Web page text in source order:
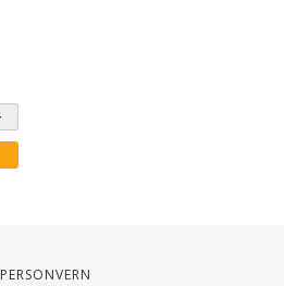
Personvern